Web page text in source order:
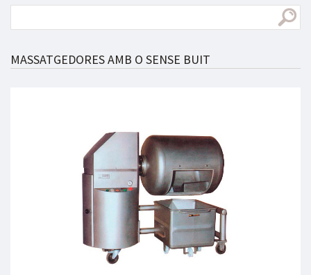
MASSATGEDORES AMB O SENSE BUIT